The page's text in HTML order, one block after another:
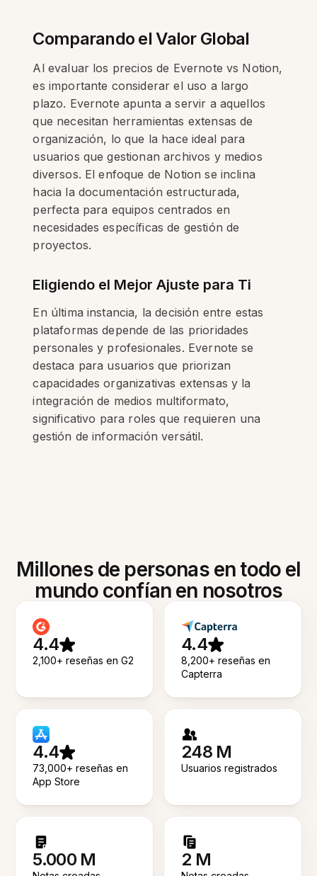
Comparando el Valor Global
Al evaluar los precios de Evernote vs Notion,
es importante considerar el uso a largo
plazo. Evernote apunta a servir a aquellos
que necesitan herramientas extensas de
organización, lo que la hace ideal para
usuarios que gestionan archivos y medios
diversos. El enfoque de Notion se inclina
hacia la documentación estructurada,
perfecta para equipos centrados en
necesidades específicas de gestión de
proyectos.
Eligiendo el Mejor Ajuste para Ti
En última instancia, la decisión entre estas
plataformas depende de las prioridades
personales y profesionales. Evernote se
destaca para usuarios que priorizan
capacidades organizativas extensas y la
integración de medios multiformato,
significativo para roles que requieren una
gestión de información versátil.
Millones de personas en todo el
mundo confían en nosotros
4.4
2,100+ reseñas en G2
4.4
8,200+ reseñas en
Capterra
4.4
73,000+ reseñas en
App Store
248 M
Usuarios registrados
5.000 M 2 M